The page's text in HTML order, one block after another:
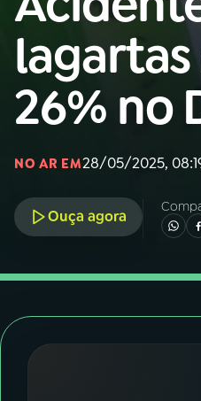
na
Rádio
Nacional
01INÍCIO
A RÁDIO
03PROGRAMAÇÃO
04PROGRAMAS
26% no
NO AR EM28/05/2025,
Ouça agora